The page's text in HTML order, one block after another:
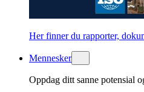
Her finner du rapporter,
Mennesker
Oppdag ditt sanne potensial